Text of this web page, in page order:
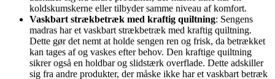
koldskumskerne eller tilbyder samme niveau af komfort.
Vaskbart strækbetræk med kraftig quiltning: Sengens
madras har et vaskbart strækbetræk med kraftig quiltning.
Dette gør det nemt at holde sengen ren og frisk, da betrækket
kan tages af og vaskes efter behov. Den kraftige quiltning
sikrer også en holdbar og slidstærk overflade. Dette adskiller
sig fra andre produkter, der måske ikke har et vaskbart betræk